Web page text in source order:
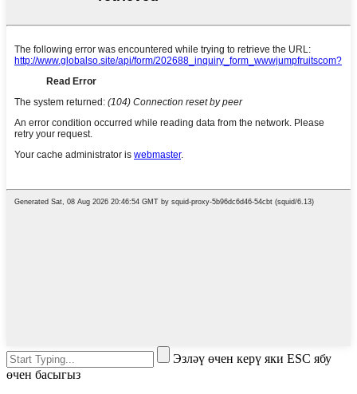
Эзләү өчен керү яки ESC ябу
өчен басыгыз